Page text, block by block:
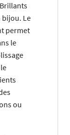
bijou. Le
permet
le
ou